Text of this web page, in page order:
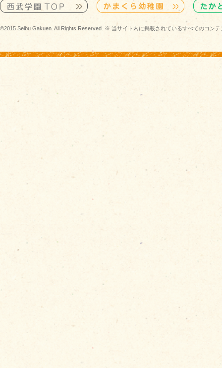
©2015 Seibu Gakuen. All Rights Reserved. ※ 当サイト内に掲載されているすべてのコン